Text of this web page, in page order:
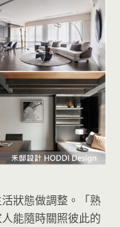
狀態做調整。「熟
能隨時關照彼此的